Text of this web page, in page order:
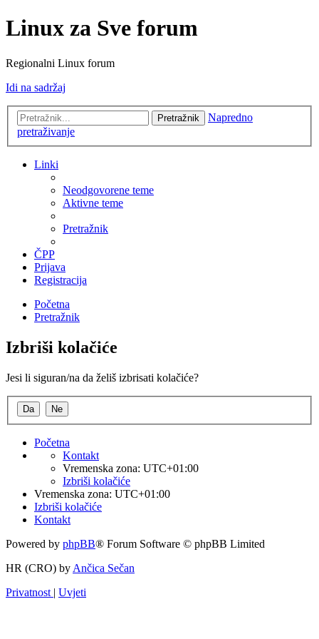
Linux za Sve forum
Regionalni Linux forum
Idi na sadržaj
Pretražnik
Napredno
pretraživanje
Linki
Neodgovorene teme
Aktivne teme
Pretražnik
ČPP
Prijava
Registracija
Početna
Pretražnik
Izbriši kolačiće
Jesi li siguran/na da želiš izbrisati kolačiće?
Početna
Kontakt
Vremenska zona: UTC+01:00
Izbriši kolačiće
Vremenska zona: UTC+01:00
Izbriši kolačiće
Kontakt
Powered by phpBB® Forum Software © phpBB Limited
HR (CRO) by Ančica Sečan
Privatnost | Uvjeti